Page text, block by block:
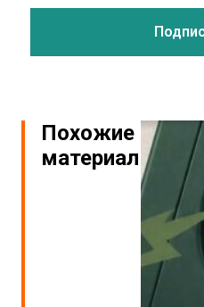
Похожие
материалы